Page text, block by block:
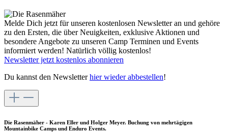
Melde Dich jetzt für unseren kostenlosen Newsletter an und gehöre
zu den Ersten, die über Neuigkeiten, exklusive Aktionen und
besondere Angebote zu unseren Camp Terminen und Events
informiert werden! Natürlich völlig kostenlos!
Newsletter jetzt kostenlos abonnieren
Du kannst den Newsletterhier wieder abbestellen!
Die Rasenmäher - Karen Eller und Holger Meyer. Buchung von mehrtägigen
Mountainbike Camps und Enduro Events.